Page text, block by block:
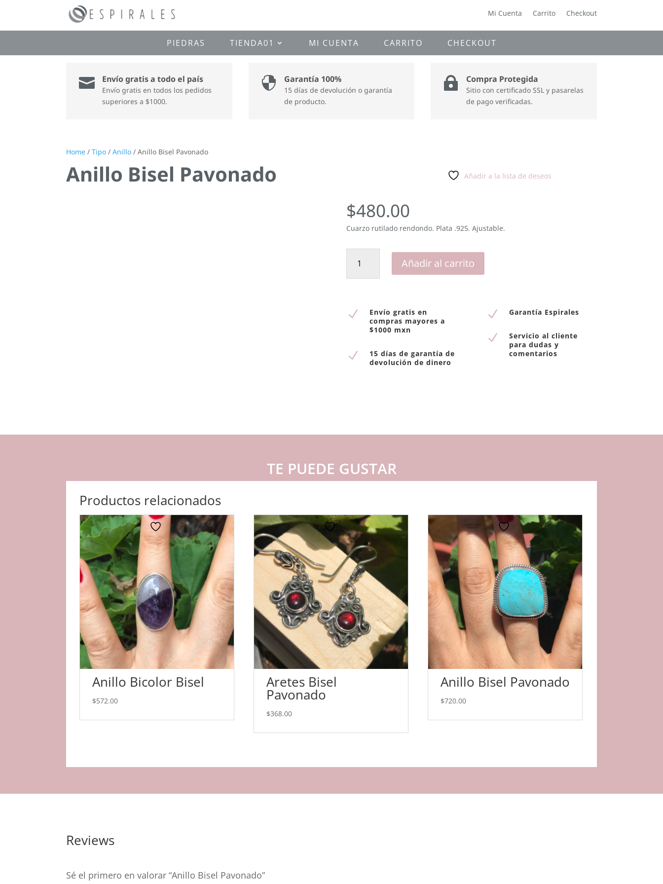
Mi Cuenta Carrito Checkout
PIEDRAS TIENDA01 MI CUENTA CARRITO CHECKOUT
 Envío gratis a todo el país
Envío gratis en todos los pedidos
superiores a $1000.
 Garantía 100%
15 días de devolución o garantía
de producto.
 Compra Protegida
Sitio con certificado SSL y pasarelas
de pago verificadas.
Home /Tipo /Anillo / Anillo Bisel Pavonado
Anillo Bisel Pavonado Añadir a la lista de deseos
$480.00
Cuarzo rutilado rendondo. Plata .925. Ajustable.
Bisel
Pavonado
Añadir al carrito
N
Envío gratis en
compras mayores a
$1000 mxn
N
15 días de garantía de
devolución de dinero
N Garantía Espirales
N
Servicio al cliente
para dudas y
comentarios
TE PUEDE GUSTAR
Productos relacionados
Anillo Bicolor Bisel
$572.00
Aretes Bisel
Pavonado
$368.00
Anillo Bisel Pavonado
$720.00
Reviews
Sé el primero en valorar “Anillo Bisel Pavonado”